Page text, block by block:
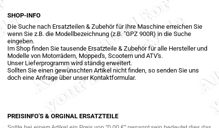
SHOP-INFO
Die Suche nach Ersatzteilen & Zubehör für Ihre Maschine erreichen Sie
wenn Sie z.B. die Modellbezeichnung (z.B. "GPZ 900R) in die Suche
eingeben.
Im Shop finden Sie tausende Ersatzteile & Zubehör für alle Hersteller und
Modelle von Motorrädern, Mopped's, Scootern und ATV's.
Unser Lieferprogramm wird ständig erweitert.
Sollten Sie einen gewünschten Artikel nicht finden, so senden Sie uns
doch eine Anfrage über unser Kontaktformular.
PREISINFO'S & ORGINAL ERSATZTEILE